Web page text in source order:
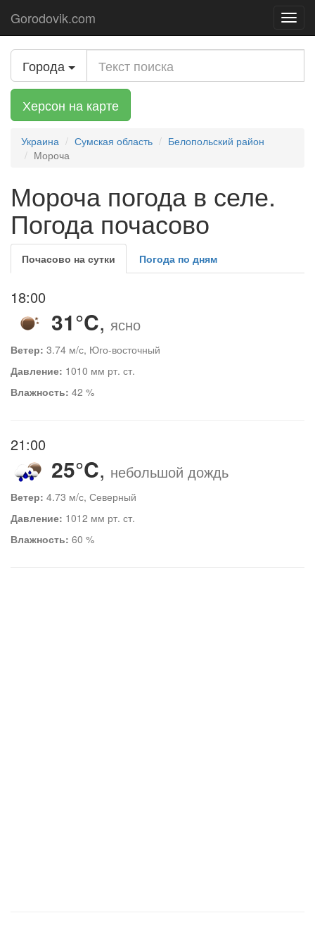
Gorodovik.com
Города
Херсон на карте
Украина Сумская область
Белопольский район
Мороча
Мороча погода в селе.
Погода почасово
Почасово на сутки Погода по дням
18:00
31°C, ясно
Ветер: 3.74 м/с, Юго-восточный
Давление: 1010 мм рт. ст.
Влажность: 42 %
21:00
25°C, небольшой дождь
Ветер: 4.73 м/с, Северный
Давление: 1012 мм рт. ст.
Влажность: 60 %